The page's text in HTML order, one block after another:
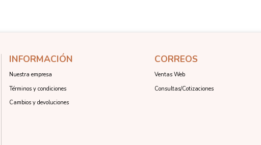
INFORMACIÓN
Nuestra empresa
Términos y condiciones
Cambios y devoluciones
CORREOS
Ventas Web
Consultas/Cotizaciones